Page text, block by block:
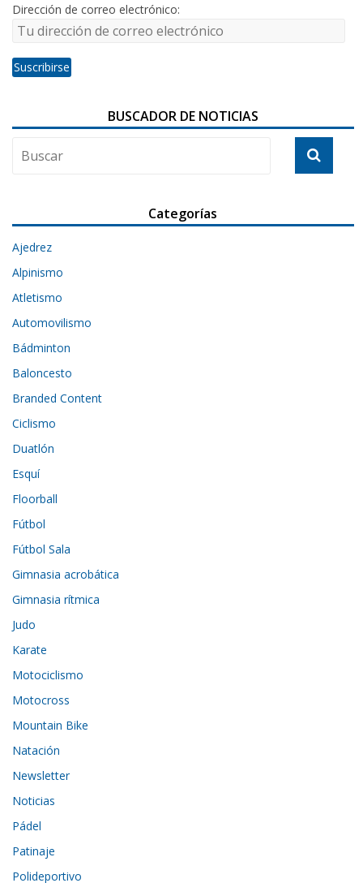
Dirección de correo electrónico:
BUSCADOR DE NOTICIAS
Categorías
Ajedrez
Alpinismo
Atletismo
Automovilismo
Bádminton
Baloncesto
Branded Content
Ciclismo
Duatlón
Esquí
Floorball
Fútbol
Fútbol Sala
Gimnasia acrobática
Gimnasia rítmica
Judo
Karate
Motociclismo
Motocross
Mountain Bike
Natación
Newsletter
Noticias
Pádel
Patinaje
Polideportivo